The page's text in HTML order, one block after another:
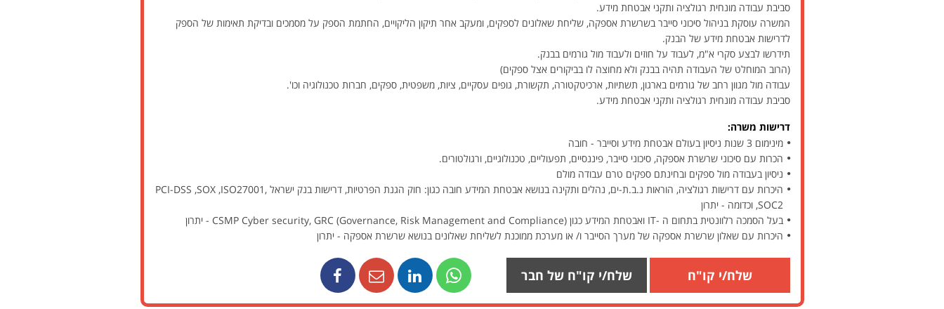
סביבת עבודה מונחית רגולציה ותקני אבטחת מידע.
המשרה עוסקת בניהול סיכוני סייבר בשרשרת אספקה, שליחת שאלונים לספקים, ומעקב אחר תיקון הליקויים, החתמת הספק על מסמכים ובדיקת תאימות של הספק
לדרישות אבטחת מידע של הבנק.
תידרשו לבצע סקרי א"מ, לעבוד על חוזים ולעבוד מול גורמים בבנק.
(הרוב המוחלט של העבודה תהיה בבנק ולא מחוצה לו בביקורים אצל ספקים)
עבודה מול מגוון רחב של גורמים בארגון, תשתיות, ארכיטקטורה, תקשורת, גופים עסקיים, ציות, משפטית, ספקים, חברות טכנולוגיה וכו'.
סביבת עבודה מונחית רגולציה ותקני אבטחת מידע.
דרישות משרה:
מינימום 3 שנות ניסיון בעולם אבטחת מידע וסייבר - חובה
הכרות עם סיכוני שרשרת אספקה, סיכוני סייבר, פיננסיים, תפעוליים, טכנולוגיים, ורגולטורים.
ניסיון בעבודה מול ספקים ובחינתם ספקים טרם עבודה מולם
היכרות עם דרישות רגולציה, הוראות נ.ב.ת-ים, נהלים ותקינה בנושא אבטחת המידע חובה כגון: חוק הגנת הפרטיות, דרישות בנק ישראל PCI-DSS ,SOX ,ISO27001,
SOC2, וכדומה - יתרון
בעל הסמכה רלוונטית בתחום ה -IT ואבטחת המידע כגון CSMP Cyber security, GRC (Governance, Risk Management and Compliance) - יתרון
היכרות עם שאלון שרשרת אספקה של מערך הסייבר ו/ או מערכת ממוכנת לשליחת שאלונים בנושא שרשרת אספקה - יתרון
שלח/י קו"ח שלח/י קו"ח של חבר